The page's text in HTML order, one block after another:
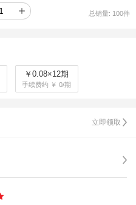
总销量: 100件
￥0.08×12期
手续费约 ￥ 0/期
立即领取